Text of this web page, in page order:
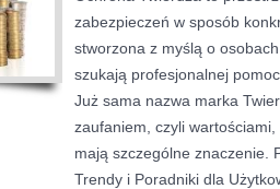
zabezpieczeń w sposób
stworzona z myślą o
szukają profesjonalnej
Już sama nazwa marka
zaufaniem, czyli
mają szczególne znaczenie.
Trendy i Poradniki dla